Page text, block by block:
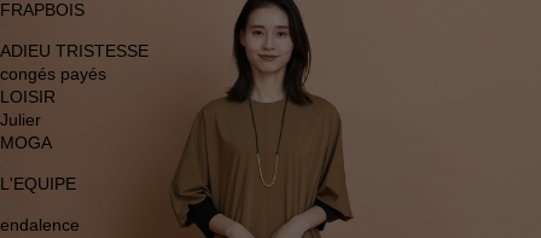
FRAPBOIS
ADIEU TRISTESSE
congés payés
LOISIR
Julier
MOGA
L'EQUIPE
endalence